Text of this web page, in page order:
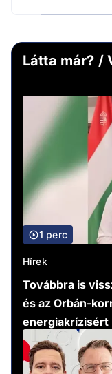
Látta már? /
1 perc
Hírek
Továbbra is
és az Orbán-
energiakrízisért